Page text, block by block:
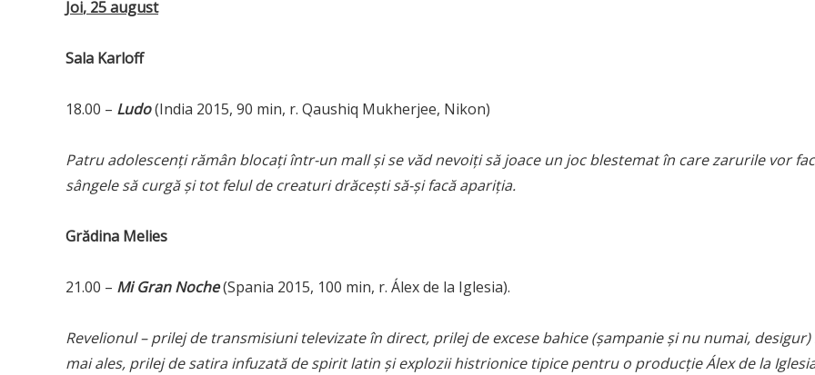
Joi, 25 august
Sala Karloff
18.00 – Ludo(India 2015, 90 min, r. Qaushiq Mukherjee, Nikon)
Patru adolescenţi rămân blocaţi într-un mall şi se văd nevoiţi să joace un joc blestemat în care zarurile vor
sângele să curgă şi tot felul de creaturi drăceşti să-şi facă apariţia.
Grădina Melies
21.00 – Mi Gran Noche(Spania 2015, 100 min, r. Álex de la Iglesia).
Revelionul – prilej de transmisiuni televizate în direct, prilej de excese bahice (şampanie şi nu numai, desigur)
mai ales, prilej de satira infuzată de spirit latin şi explozii histrionice tipice pentru o producţie Álex de la